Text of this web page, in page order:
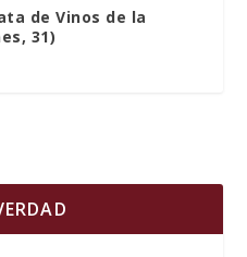
de Vinos de la
31)